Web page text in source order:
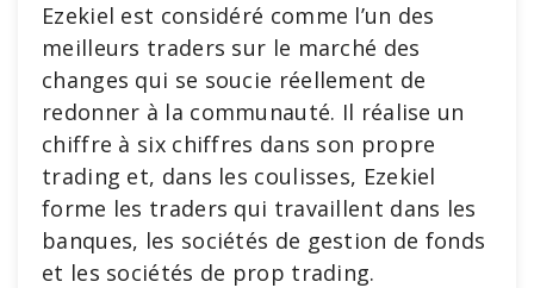
Ezekiel est considéré comme l’un des
meilleurs traders sur le marché des
changes qui se soucie réellement de
redonner à la communauté. Il réalise un
chiffre à six chiffres dans son propre
trading et, dans les coulisses, Ezekiel
forme les traders qui travaillent dans les
banques, les sociétés de gestion de fonds
et les sociétés de prop trading.